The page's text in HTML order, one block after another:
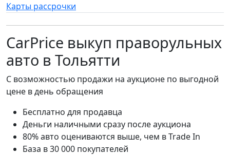
Карты рассрочки
CarPrice выкуп праворульных
авто в Тольятти
С возможностью продажи на аукционе по выгодной
цене в день обращения
Бесплатно для продавца
Деньги наличными сразу после аукциона
80% авто оцениваются выше, чем в Trade In
База в 30 000 покупателей